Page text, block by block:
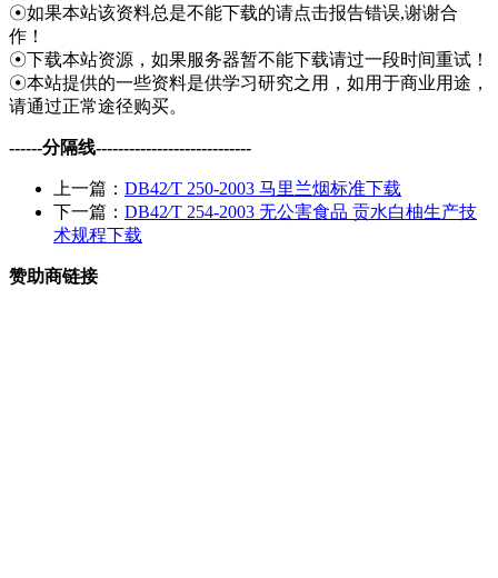
☉如果本站该资料总是不能下载的请点击报告错误,谢谢合
作！
☉下载本站资源，如果服务器暂不能下载请过一段时间重试！
☉本站提供的一些资料是供学习研究之用，如用于商业用途，
请通过正常途径购买。
------分隔线----------------------------
上一篇： DB42∕T 250-2003 马里兰烟标准下载
下一篇： DB42∕T 254-2003 无公害食品 贡水白柚生产技
术规程下载
赞助商链接